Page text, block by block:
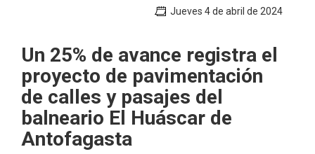
Jueves 4 de abril de 2024
Un 25% de avance registra el
proyecto de pavimentación
de calles y pasajes del
balneario El Huáscar de
Antofagasta